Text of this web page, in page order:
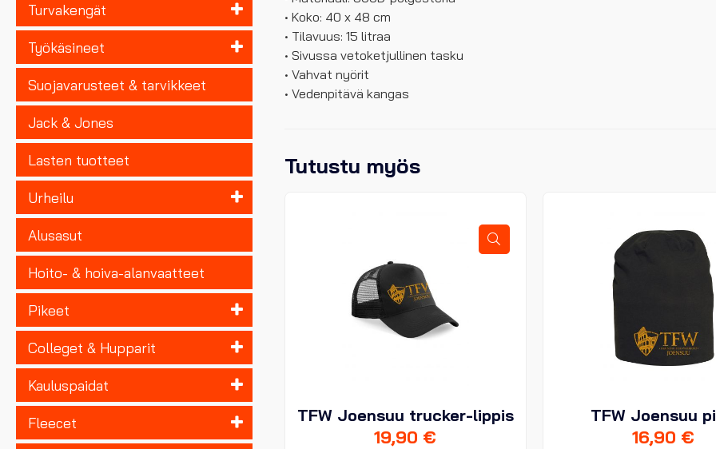
Turvakengät
Työkäsineet
Suojavarusteet & tarvikkeet
Jack & Jones
Lasten tuotteet
Urheilu
Alusasut
Hoito- & hoiva-alanvaatteet
Pikeet
Colleget & Hupparit
Kauluspaidat
Fleecet
• Koko: 40 x 48 cm
• Tilavuus: 15 litraa
• Sivussa vetoketjullinen tasku
• Vahvat nyörit
• Vedenpitävä kangas
Tutustu myös
TFW Joensuu trucker-lippis
19,90 €
TFW Joensuu
16,90 €